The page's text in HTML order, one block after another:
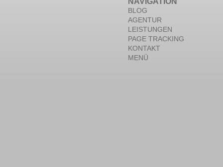
BLOG
AGENTUR
LEISTUNGEN
PAGE TRACKING
KONTAKT
MENÜ